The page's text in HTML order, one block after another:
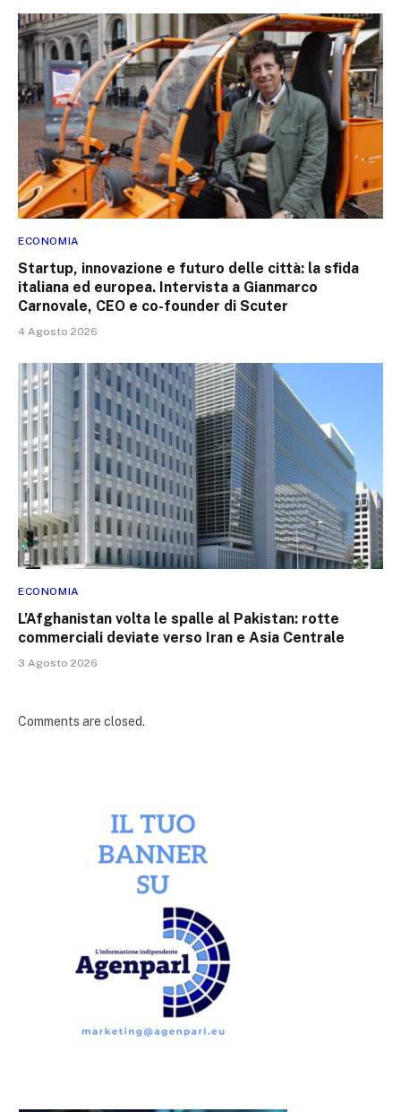
ECONOMIA
Startup, innovazione e futuro delle città: la sfida
italiana ed europea. Intervista a Gianmarco
Carnovale, CEO e co-founder di Scuter
4 Agosto 2026
ECONOMIA
L’Afghanistan volta le spalle al Pakistan: rotte
commerciali deviate verso Iran e Asia Centrale
3 Agosto 2026
Comments are closed.